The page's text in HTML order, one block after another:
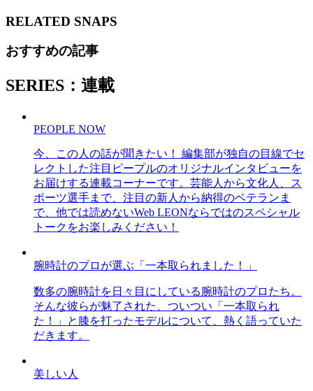
RELATED SNAPS
おすすめの記事
SERIES：連載
PEOPLE NOW
今、この人の話が聞きたい！ 編集部が独自の目線でセ
レクトした注目ピープルのオリジナルインタビューを
お届けする連載コーナーです。芸能人から文化人、ス
ポーツ選手まで、注目の新人から納得のベテランま
で、他では読めないWeb LEONならではのスペシャル
トークをお楽しみください！
腕時計のプロが選ぶ「一本取られました！」
数多の腕時計を日々目にしている腕時計のプロたち。
そんな彼らが魅了された、ついつい「一本取られ
た！」と膝を打ったモデルについて、熱く語っていた
だきます。
美しい人